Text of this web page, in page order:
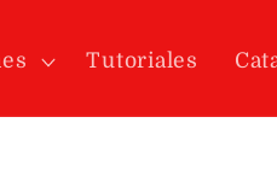
Tutoriales